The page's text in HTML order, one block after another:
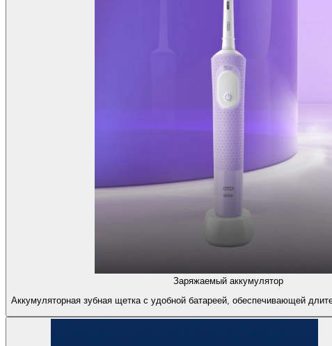
Заряжаемый аккумулятор
Аккумуляторная зубная щетка с удобной батареей, обеспечивающей